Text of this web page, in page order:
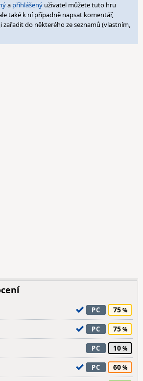
a přihlášený uživatel můžete tuto hru
také k ní případně napsat komentář,
zařadit do některého ze seznamů (vlastním,
PC 75
PC 75
PC 10
PC 60